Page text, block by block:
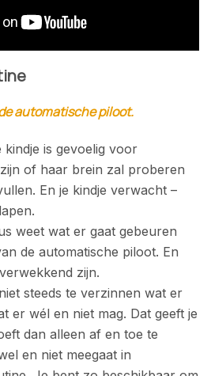
automatische piloot.
kindje is gevoelig voor
of haar brein zal proberen
En je kindje verwacht –
weet wat er gaat gebeuren
de automatische piloot. En
zijn.
steeds te verzinnen wat er
er wél en niet mag. Dat geeft je
dan alleen af en toe te
en niet meegaat in